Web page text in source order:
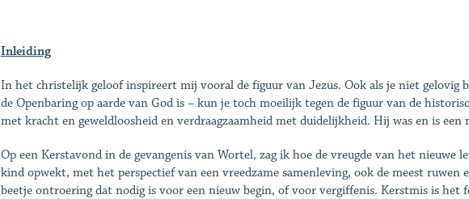
Inleiding
In het christelijk geloof inspireert mij vooral de figuur van Jezus. Ook als je niet gelovig
de Openbaring op aarde van God is – kun je toch moeilijk tegen de figuur van de
met kracht en geweldloosheid en verdraagzaamheid met duidelijkheid. Hij was en is
Op een Kerstavond in de gevangenis van Wortel, zag ik hoe de vreugde van het nieuwe
kind opwekt, met het perspectief van een vreedzame samenleving, ook de meest
beetje ontroering dat nodig is voor een nieuw begin, of voor vergiffenis. Kerstmis is het